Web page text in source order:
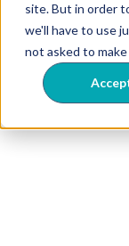
site. But in order
we'll have to use
not asked to